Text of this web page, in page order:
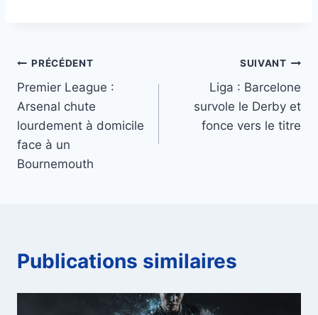
Navigation
de
l’article
PRÉCÉDENT
Premier League :
Arsenal chute
lourdement à domicile
face à un
Bournemouth
SUIVANT
Liga : Barcelone
survole le Derby et
fonce vers le titre
Publications similaires